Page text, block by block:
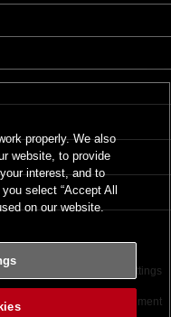
トポリシー Cookies Settings
Konami Digital Entertainment
properly. We also
website, to provide
interest, and to
select “Accept All
on our website.